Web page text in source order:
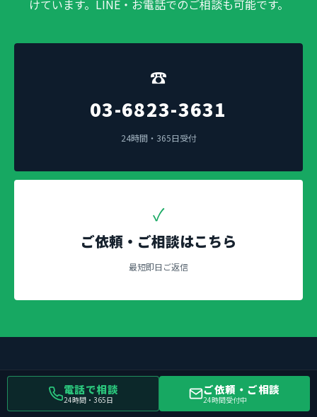
けています。LINE・お電話でのご相談も可能です。
☎
03-6823-3631
24時間・365日受付
✓
ご依頼・ご相談はこちら
最短即日ご返信
電話で相談
24時間・365日
ご依頼・ご相談
24時間受付中